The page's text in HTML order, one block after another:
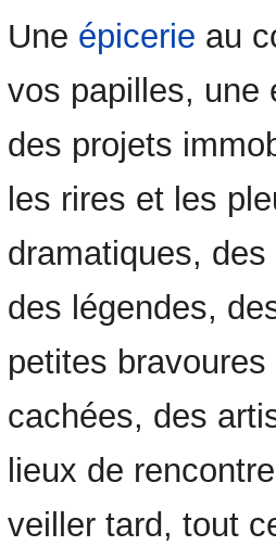
Une épicerie au
vos papilles, une
des projets
les rires et les
dramatiques,
des légendes,
petites
cachées, des
lieux de
veiller tard, tout